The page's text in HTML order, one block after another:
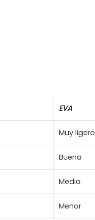
EVA
Muy ligero
Buena
Media
Menor